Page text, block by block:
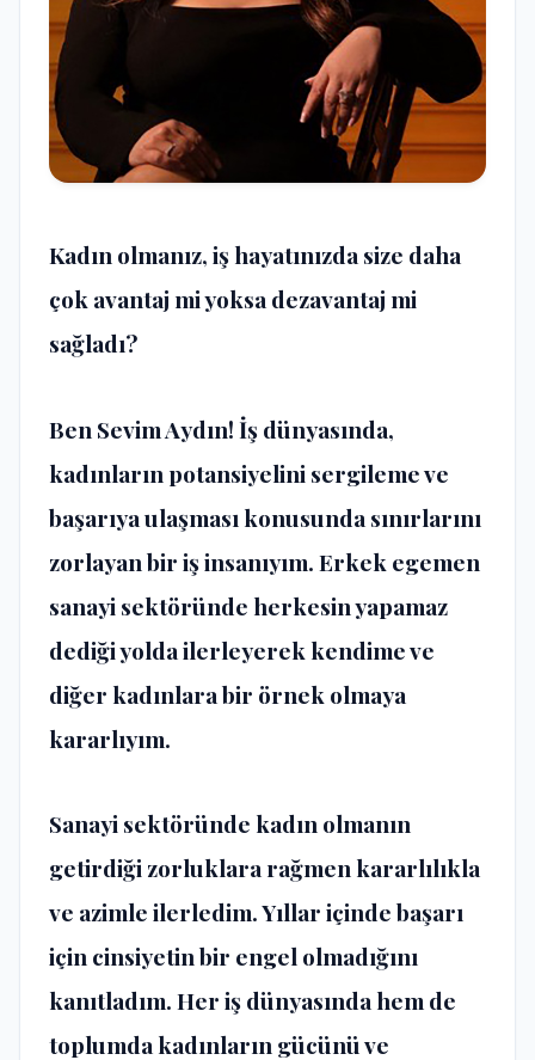
Kadın olmanız, iş hayatınızda size daha
çok avantaj mi yoksa dezavantaj mi
sağladı?
Ben Sevim Aydın! İş dünyasında,
kadınların potansiyelini sergileme ve
başarıya ulaşması konusunda sınırlarını
zorlayan bir iş insanıyım. Erkek egemen
sanayi sektöründe herkesin yapamaz
dediği yolda ilerleyerek kendime ve
diğer kadınlara bir örnek olmaya
kararlıyım.
Sanayi sektöründe kadın olmanın
getirdiği zorluklara rağmen kararlılıkla
ve azimle ilerledim. Yıllar içinde başarı
için cinsiyetin bir engel olmadığını
kanıtladım. Her iş dünyasında hem de
toplumda kadınların gücünü ve